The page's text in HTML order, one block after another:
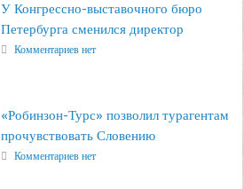
У Конгрессно-выставочного бюро
Петербурга сменился директор
Комментариев нет
«Робинзон-Турс» позволил турагентам
прочувствовать Словению
Комментариев нет